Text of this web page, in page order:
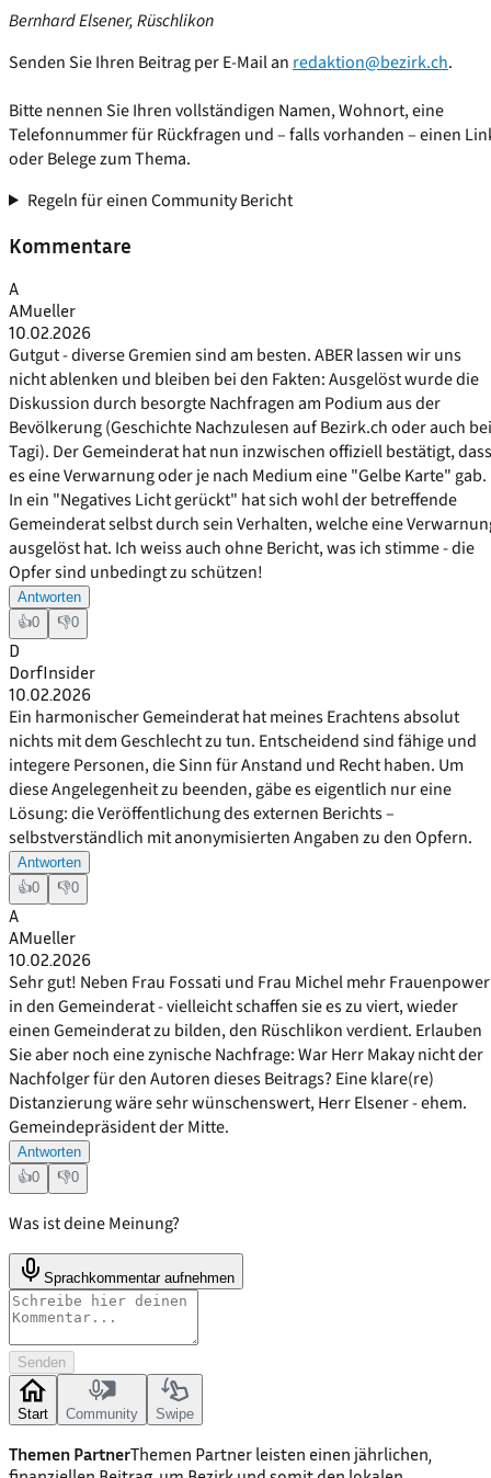
Bernhard Elsener, Rüschlikon
Senden Sie Ihren Beitrag per E-Mail an redaktion@bezirk.ch.
Bitte nennen Sie Ihren vollständigen Namen, Wohnort, eine
Telefonnummer für Rückfragen und – falls vorhanden – einen
oder Belege zum Thema.
Regeln für einen Community Bericht
Kommentare
A
AMueller
10.02.2026
Gutgut - diverse Gremien sind am besten. ABER lassen wir uns
nicht ablenken und bleiben bei den Fakten: Ausgelöst wurde die
Diskussion durch besorgte Nachfragen am Podium aus der
Bevölkerung (Geschichte Nachzulesen auf Bezirk.ch oder auch bei
Tagi). Der Gemeinderat hat nun inzwischen offiziell bestätigt, dass
es eine Verwarnung oder je nach Medium eine "Gelbe Karte" gab.
In ein "Negatives Licht gerückt" hat sich wohl der betreffende
Gemeinderat selbst durch sein Verhalten, welche eine
ausgelöst hat. Ich weiss auch ohne Bericht, was ich stimme - die
Opfer sind unbedingt zu schützen!
Antworten
👍0 👎0
D
DorfInsider
10.02.2026
Ein harmonischer Gemeinderat hat meines Erachtens absolut
nichts mit dem Geschlecht zu tun. Entscheidend sind fähige und
integere Personen, die Sinn für Anstand und Recht haben. Um
diese Angelegenheit zu beenden, gäbe es eigentlich nur eine
Lösung: die Veröffentlichung des externen Berichts –
selbstverständlich mit anonymisierten Angaben zu den Opfern.
Antworten
👍0 👎0
A
AMueller
10.02.2026
Sehr gut! Neben Frau Fossati und Frau Michel mehr Frauenpower
in den Gemeinderat - vielleicht schaffen sie es zu viert, wieder
einen Gemeinderat zu bilden, den Rüschlikon verdient. Erlauben
Sie aber noch eine zynische Nachfrage: War Herr Makay nicht der
Nachfolger für den Autoren dieses Beitrags? Eine klare(re)
Distanzierung wäre sehr wünschenswert, Herr Elsener - ehem.
Gemeindepräsident der Mitte.
Antworten
👍0 👎0
Was ist deine Meinung?
Sprachkommentar aufnehmen
Senden
Start Community Swipe
Themen PartnerThemen Partner leisten einen jährlichen,